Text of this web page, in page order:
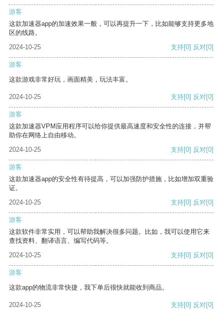
游客
这款加速器app的加速效果一般，可以再提升一下，比如能够支持更多地
区的线路。
2024-10-25
支持[0] 反对[0]
游客
这款游戏非常好玩，画面精美，玩法丰富。
2024-10-25 支持[0] 反对[0]
游客
这款加速器VPM应用程序可以给你提供最高速度和安全性的连接，并帮
助你在网络上自由移动。
2024-10-25
支持[0] 反对[0]
游客
这款加速器app的安全性有待提高，可以加强防护措施，比如增加双重验
证。
2024-10-25
支持[0] 反对[0]
游客
这款软件非常实用，可以帮助我解决很多问题。比如，我可以使用它来
查找资料、翻译语言、编写代码等。
2024-10-25
支持[0] 反对[0]
游客
这款app的物流非常快捷，我下单后很快就能收到商品。
2024-10-25 支持[0] 反对[0]